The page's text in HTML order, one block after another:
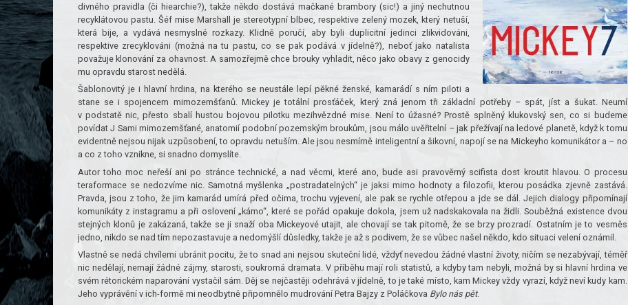
divného pravidla (či hiearchie?), takže někdo dostává mačkané brambory (sic!) a jiný nechutnou
recyklátovou pastu. Šéf mise Marshall je stereotypní blbec, respektive zelený mozek, který netuší,
která bije, a vydává nesmyslné rozkazy. Klidně poručí, aby byli duplicitní jedinci zlikvidováni,
respektive zrecyklováni (možná na tu pastu, co se pak podává v jídelně?), neboť jako natalista
považuje klonování za ohavnost. A samozřejmě chce brouky vyhladit, něco jako obavy z genocidy
mu opravdu starost nedělá.
Šablonovitý je i hlavní hrdina, na kterého se neustále lepí pěkné ženské, kamarádí s ním piloti a
stane se i spojencem mimozemšťanů. Mickey je totální prosťáček, který zná jenom tři základní potřeby – spát, jíst a šukat. Neumí
v podstatě nic, přesto sbalí hustou bojovou pilotku mezihvězdné mise. Není to úžasné? Prostě splněný klukovský sen, co si budeme
povídat J Sami mimozemšťané, anatomií podobní pozemským broukům, jsou málo uvěřitelní – jak přežívají na ledové planetě, když k tomu
evidentně nejsou nijak uzpůsobení, to opravdu netuším. Ale jsou nesmírně inteligentní a šikovní, napojí se na Mickeyho komunikátor a – no
a co z toho vznikne, si snadno domyslíte.
Autor toho moc neřeší ani po stránce technické, a nad věcmi, které ano, bude asi pravověrný scifista dost kroutit hlavou. O procesu
teraformace se nedozvíme nic. Samotná myšlenka „postradatelných“ je jaksi mimo hodnoty a filozofii, kterou posádka zjevně zastává.
Pravda, jsou z toho, že jim kamarád umírá před očima, trochu vyjevení, ale pak se rychle otřepou a jde se dál. Jejich dialogy připomínají
komunikáty z instagramu a při oslovení „kámo“, které se pořád opakuje dokola, jsem už nadskakovala na židli. Souběžná existence dvou
stejných klonů je zakázaná, takže se ji snaží oba Mickeyové utajit, ale chovají se tak pitomě, že se brzy prozradí. Ostatním je to vesměs
jedno, nikdo se nad tím nepozastavuje a nedomýšlí důsledky, takže je až s podivem, že se vůbec našel někdo, kdo situaci velení oznámil.
Vlastně se nedá chvílemi ubránit pocitu, že to snad ani nejsou skuteční lidé, vždyť nevedou žádné vlastní životy, ničím se nezabývají, téměř
nic nedělají, nemají žádné zájmy, starosti, soukromá dramata. V příběhu mají roli statistů, a kdyby tam nebyli, možná by si hlavní hrdina ve
svém rétorickém naparování vystačil sám. Děj se nejčastěji odehrává v jídelně, to je také místo, kam Mickey vždy vyrazí, když neví kudy kam.
Jeho vyprávění v ich-formě mi neodbytně připomnělo mudrování Petra Bajzy z Poláčkova Bylo nás pět.